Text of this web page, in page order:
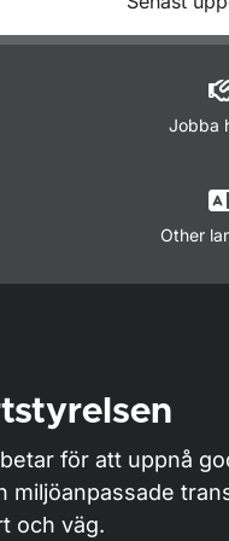
Om
Jobba
Other
för att uppnå
miljöanpassade
och väg.